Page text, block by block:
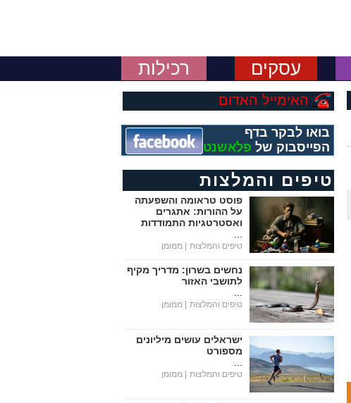
עסקים רכילות
האימייל האדום
בואו לבקר בדף
הפייסבוק של פלאשנט
טיפים והמלצות
פוסט טראומה והשפעתה
על ההורות: אתגרים
ואסטרטגיות התמודדות
טיפים והמלצות | ממומן
נחשים בשרון: מדריך מקיף
לתושבי האזור
טיפים והמלצות | ממומן
ישראלים עושים מיליונים
מספורט
טיפים והמלצות | ממומן